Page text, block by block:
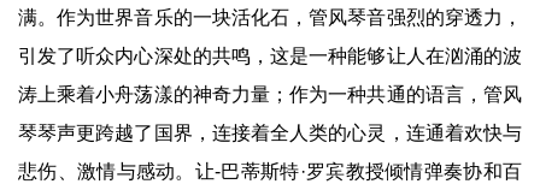
满。作为世界音乐的一块活化石，管风琴音强烈的穿透力，
引发了听众内心深处的共鸣，这是一种能够让人在汹涌的波
涛上乘着小舟荡漾的神奇力量；作为一种共通的语言，管风
琴琴声更跨越了国界，连接着全人类的心灵，连通着欢快与
悲伤、激情与感动。让-巴蒂斯特·罗宾教授倾情弹奏协和百